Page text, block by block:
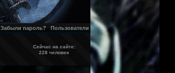
Забыли пароль? Пользователи
Сейчас на сайте:
228 человек